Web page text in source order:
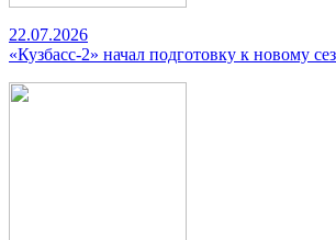
22.07.2026
«Кузбасс-2» начал подготовку к новому